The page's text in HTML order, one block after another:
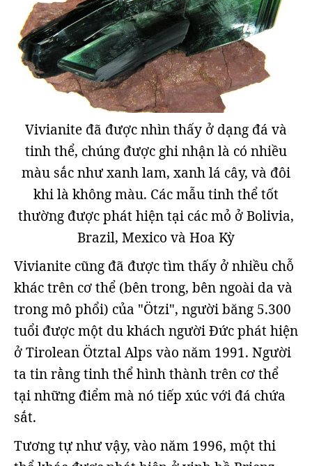
Vivianite đã được nhìn thấy ở dạng đá và
tinh thể, chúng được ghi nhận là có nhiều
màu sắc như xanh lam, xanh lá cây, và đôi
khi là không màu. Các mẫu tinh thể tốt
thường được phát hiện tại các mỏ ở Bolivia,
Brazil, Mexico và Hoa Kỳ
Vivianite cũng đã được tìm thấy ở nhiều chỗ
khác trên cơ thể (bên trong, bên ngoài da và
trong mô phổi) của "Ötzi", người băng 5.300
tuổi được một du khách người Đức phát hiện
ở Tirolean Ötztal Alps vào năm 1991. Người
ta tin rằng tinh thể hình thành trên cơ thể
tại những điểm mà nó tiếp xúc với đá chứa
sắt.
Tương tự như vậy, vào năm 1996, một thi